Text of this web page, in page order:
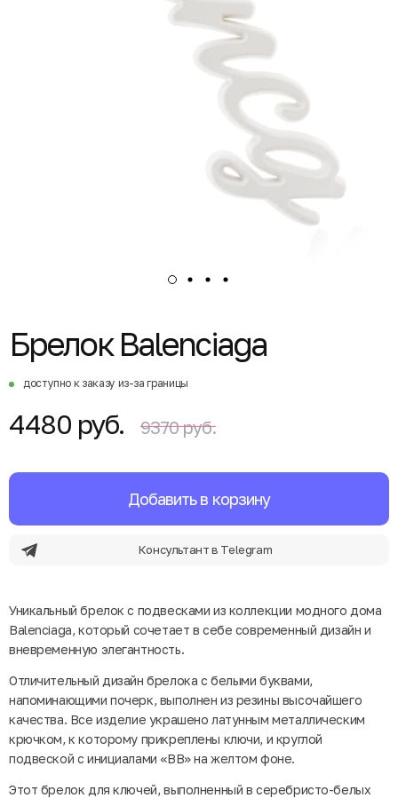
Брелок Balenciaga
доступно к заказу из-за границы
4480 руб. 9370 руб.
Добавить в корзину
Консультант в Telegram
Уникальный брелок с подвесками из коллекции модного дома
Balenciaga, который сочетает в себе современный дизайн и
вневременную элегантность.
Отличительный дизайн брелока с белыми буквами,
напоминающими почерк, выполнен из резины высочайшего
качества. Все изделие украшено латунным металлическим
крючком, к которому прикреплены ключи, и круглой
подвеской с инициалами «BB» на желтом фоне.
Этот брелок для ключей, выполненный в серебристо-белых